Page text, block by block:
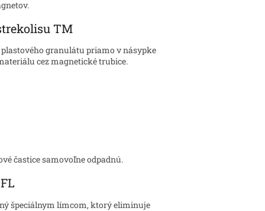
TM
granulátu priamo v násypke
cez magnetické trubice.
častice samovoľne odpadnú.
špeciálnym límcom, ktorý eliminuje